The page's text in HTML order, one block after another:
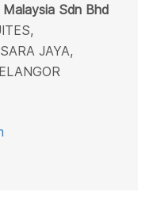
Sdn Bhd
JAYA,